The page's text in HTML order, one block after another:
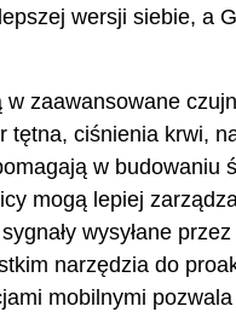
wersji siebie, a
zaawansowane
tętna, ciśnienia krwi,
w budowaniu
mogą lepiej
wysyłane przez
narzędzia do
mobilnymi pozwala